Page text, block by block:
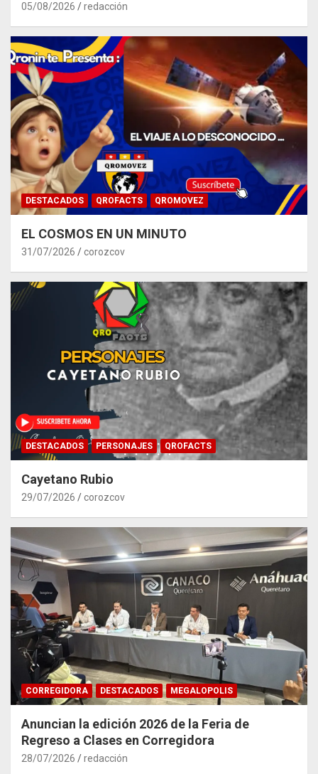
05/08/2026 redacción
DESTACADOS QROFACTS QROMOVEZ
EL COSMOS EN UN MINUTO
31/07/2026 corozcov
DESTACADOS PERSONAJES QROFACTS
Cayetano Rubio
29/07/2026 corozcov
CORREGIDORA DESTACADOS MEGALOPOLIS
Anuncian la edición 2026 de la Feria de
Regreso a Clases en Corregidora
28/07/2026 redacción